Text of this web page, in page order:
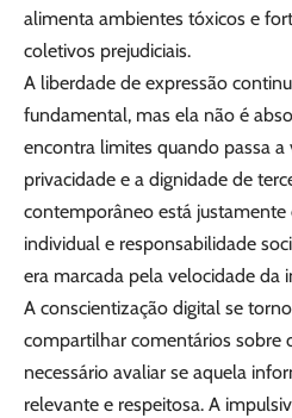
alimenta ambientes tóxicos e
coletivos prejudiciais.
A liberdade de expressão
fundamental, mas ela não é
encontra limites quando passa a
privacidade e a dignidade de
contemporâneo está
individual e responsabilidade
era marcada pela velocidade da
A conscientização digital se
compartilhar comentários sobre
necessário avaliar se aquela
relevante e respeitosa. A